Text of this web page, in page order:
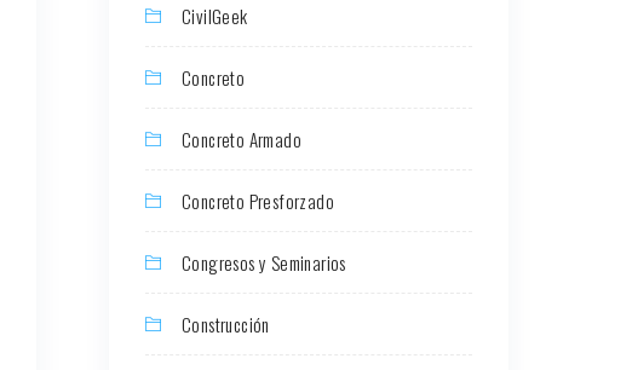
CivilGeek
Concreto
Concreto Armado
Concreto Presforzado
Congresos y Seminarios
Construcción